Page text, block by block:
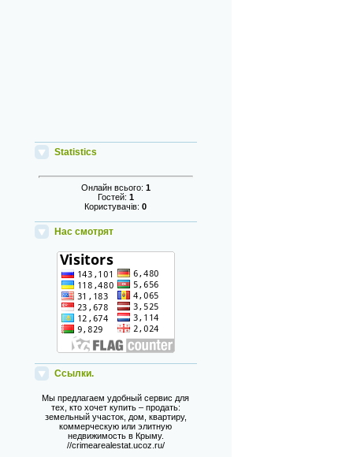
Statistics
Онлайн всього: 1
Гостей: 1
Користувачів:0
Нас смотрят
Ссылки.
Мы предлагаем удобный сервис для
тех, кто хочет купить – продать:
земельный участок, дом, квартиру,
коммерческую или элитную
недвижимость в Крыму.
//crimearealestat.ucoz.ru/